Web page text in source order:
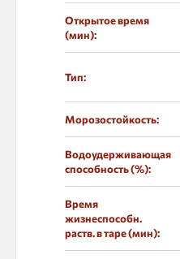
Открытое время
(мин):
Тип:
Морозостойкость:
Водоудерживающая
способность (%):
Время
жизнеспособн.
раств. в таре (мин):